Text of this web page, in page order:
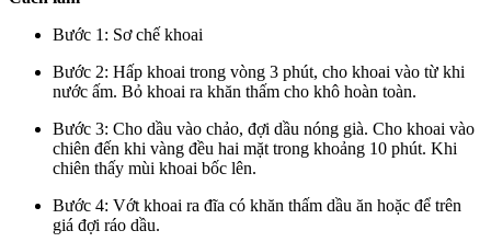
Bước 1: Sơ chế khoai
Bước 2: Hấp khoai trong vòng 3 phút, cho khoai vào từ khi
nước ấm. Bỏ khoai ra khăn thấm cho khô hoàn toàn.
Bước 3: Cho dầu vào chảo, đợi dầu nóng già. Cho khoai vào
chiên đến khi vàng đều hai mặt trong khoảng 10 phút. Khi
chiên thấy mùi khoai bốc lên.
Bước 4: Vớt khoai ra đĩa có khăn thấm dầu ăn hoặc để trên
giá đợi ráo dầu.